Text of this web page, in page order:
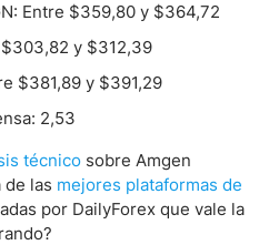
Entre $359,80 y $364,72
y $312,39
$381,89 y $391,29
2,53
técnico sobre Amgen
de las mejores plataformas de
por DailyForex que vale la